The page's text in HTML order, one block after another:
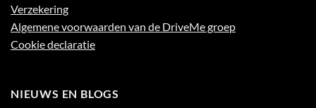
Verzekering
Algemene voorwaarden van de DriveMe groep
Cookie declaratie
NIEUWS EN BLOGS